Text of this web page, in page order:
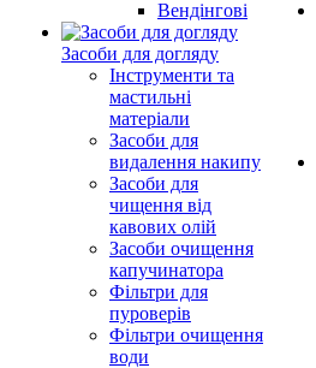
Вендінгові
Засоби для догляду
Інструменти та
мастильні
матеріали
Засоби для
видалення накипу
Засоби для
чищення від
кавових олій
Засоби очищення
капучинатора
Фільтри для
пуроверів
Фільтри очищення
води